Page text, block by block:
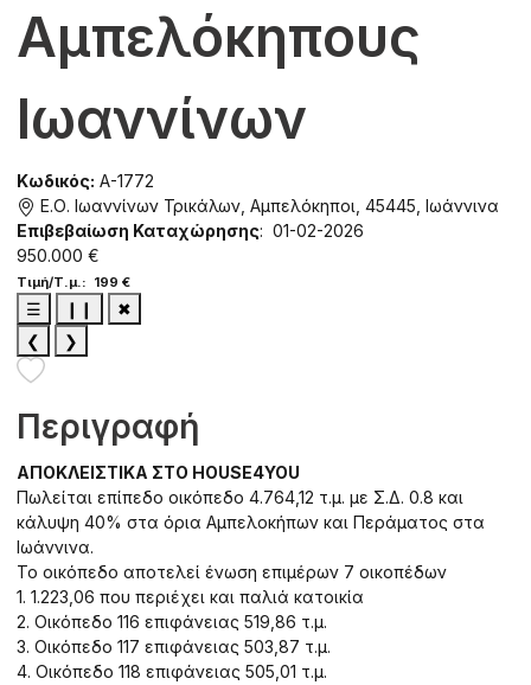
Αμπελόκηπους
Ιωαννίνων
Κωδικός: A-1772
Ε.Ο. Ιωαννίνων Τρικάλων, Αμπελόκηποι, 45445, Ιωάννινα
Επιβεβαίωση Καταχώρησης: 01-02-2026
950.000 €
Τιμή/Τ.μ.: 199 €
☰ ❙❙
✖
❮
❯
Περιγραφή
ΑΠΟΚΛΕΙΣΤΙΚΑ ΣΤΟ HOUSE4YOU
Πωλείται επίπεδο οικόπεδο 4.764,12 τ.μ. με Σ.Δ. 0.8 και
κάλυψη 40% στα όρια Αμπελοκήπων και Περάματος στα
Ιωάννινα.
Το οικόπεδο αποτελεί ένωση επιμέρων 7 οικοπέδων
1. 1.223,06 που περιέχει και παλιά κατοικία
2. Οικόπεδο 116 επιφάνειας 519,86 τ.μ.
3. Οικόπεδο 117 επιφάνειας 503,87 τ.μ.
4. Οικόπεδο 118 επιφάνειας 505,01 τ.μ.